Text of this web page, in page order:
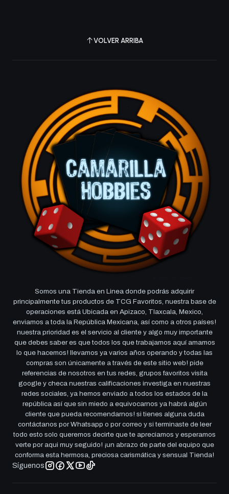
VOLVER ARRIBA
Somos una Tienda en Linea donde podrás adquirir
principalmente tus productos de TCG Favoritos, nuestra base de
operaciones está Ubicada en Apizaco, Tlaxcala, Mexico,
enviamos a toda la República Mexicana, así como a otros países!
nuestra prioridad es el servicio al cliente y algo muy importante
que debes saber es que todos los que trabajamos aquí amamos
lo que hacemos! llevamos ya varios años operando y todas las
compras son únicamente a través de este sitio web! pide
referencias de nosotros en tus redes, grupos favoritos visita
google y checa nuestras calificaciones investiga en nuestras
redes sociales, ya hemos enviado a todos los estados de la
república así que sin miedo a equivocarnos ya habrá algún
cliente que pueda recomendarnos! si tienes alguna duda
contáctanos por Whatsapp o por correo y si terminaste de leer
todo esto solo queremos decirte que te apreciamos y esperamos
verte por aqui muy seguido! ¡un abrazo de parte del equipo que
conforma esta hermosa, preciosa carismática y sensual Tienda!
Síguenos